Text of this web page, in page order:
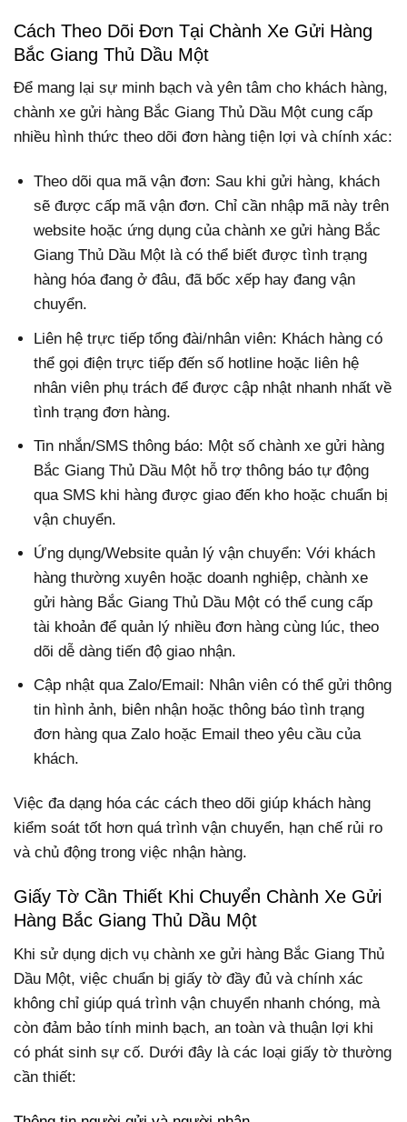
Cách Theo Dõi Đơn Tại Chành Xe Gửi Hàng
Bắc Giang Thủ Dầu Một
Để mang lại sự minh bạch và yên tâm cho khách hàng,
chành xe gửi hàng Bắc Giang Thủ Dầu Một cung cấp
nhiều hình thức theo dõi đơn hàng tiện lợi và chính xác:
Theo dõi qua mã vận đơn: Sau khi gửi hàng, khách
sẽ được cấp mã vận đơn. Chỉ cần nhập mã này trên
website hoặc ứng dụng của chành xe gửi hàng Bắc
Giang Thủ Dầu Một là có thể biết được tình trạng
hàng hóa đang ở đâu, đã bốc xếp hay đang vận
chuyển.
Liên hệ trực tiếp tổng đài/nhân viên: Khách hàng có
thể gọi điện trực tiếp đến số hotline hoặc liên hệ
nhân viên phụ trách để được cập nhật nhanh nhất về
tình trạng đơn hàng.
Tin nhắn/SMS thông báo: Một số chành xe gửi hàng
Bắc Giang Thủ Dầu Một hỗ trợ thông báo tự động
qua SMS khi hàng được giao đến kho hoặc chuẩn bị
vận chuyển.
Ứng dụng/Website quản lý vận chuyển: Với khách
hàng thường xuyên hoặc doanh nghiệp, chành xe
gửi hàng Bắc Giang Thủ Dầu Một có thể cung cấp
tài khoản để quản lý nhiều đơn hàng cùng lúc, theo
dõi dễ dàng tiến độ giao nhận.
Cập nhật qua Zalo/Email: Nhân viên có thể gửi thông
tin hình ảnh, biên nhận hoặc thông báo tình trạng
đơn hàng qua Zalo hoặc Email theo yêu cầu của
khách.
Việc đa dạng hóa các cách theo dõi giúp khách hàng
kiểm soát tốt hơn quá trình vận chuyển, hạn chế rủi ro
và chủ động trong việc nhận hàng.
Giấy Tờ Cần Thiết Khi Chuyển Chành Xe Gửi
Hàng Bắc Giang Thủ Dầu Một
Khi sử dụng dịch vụ chành xe gửi hàng Bắc Giang Thủ
Dầu Một, việc chuẩn bị giấy tờ đầy đủ và chính xác
không chỉ giúp quá trình vận chuyển nhanh chóng, mà
còn đảm bảo tính minh bạch, an toàn và thuận lợi khi
có phát sinh sự cố. Dưới đây là các loại giấy tờ thường
cần thiết: